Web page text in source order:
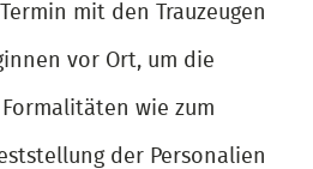
mit den Trauzeugen
vor Ort, um die
wie zum
der Personalien